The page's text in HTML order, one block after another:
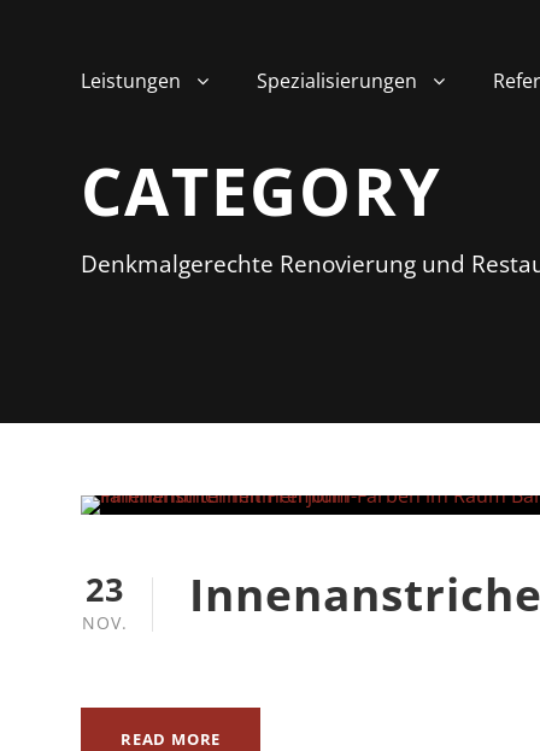
Leistungen Spezialisierungen
CATEGORY
Denkmalgerechte Renovierung und
23
NOV.
READ MORE